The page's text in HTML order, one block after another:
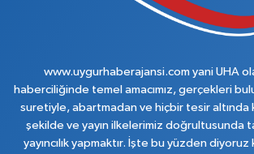
www.uygurhaberajansi.com yani UHA
haberciliğinde temel amacımız, gerçekleri
suretiyle, abartmadan ve hiçbir tesir altında
şekilde ve yayın ilkelerimiz doğrultusunda
yayıncılık yapmaktır. İşte bu yüzden diyoruz